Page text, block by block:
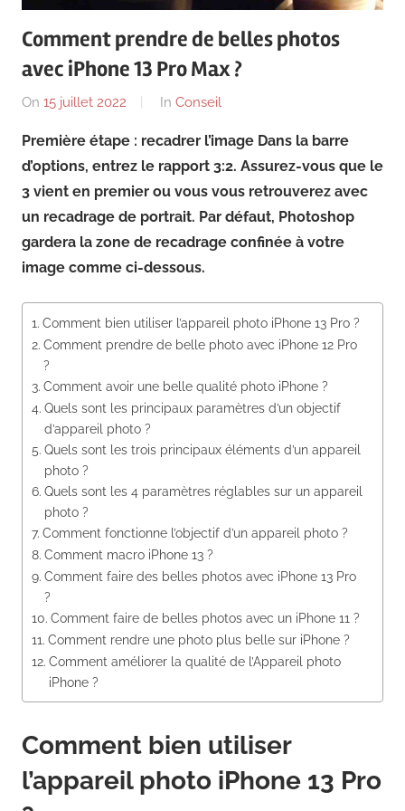
News
Comment prendre de belles photos
avec iPhone 13 Pro Max ?
On 15 juillet 2022 By
In Conseil
Première étape : recadrer l’image Dans la barre
d’options, entrez le rapport 3:2. Assurez-vous que le
3 vient en premier ou vous vous retrouverez avec
un recadrage de portrait. Par défaut, Photoshop
gardera la zone de recadrage confinée à votre
image comme ci-dessous.
Comment bien utiliser l’appareil photo iPhone 13 Pro ?
Comment prendre de belle photo avec iPhone 12 Pro
?
Comment avoir une belle qualité photo iPhone ?
Quels sont les principaux paramètres d’un objectif
d’appareil photo ?
Quels sont les trois principaux éléments d’un appareil
photo ?
Quels sont les 4 paramètres réglables sur un appareil
photo ?
Comment fonctionne l’objectif d’un appareil photo ?
Comment macro iPhone 13 ?
Comment faire des belles photos avec iPhone 13 Pro
?
Comment faire de belles photos avec un iPhone 11 ?
Comment rendre une photo plus belle sur iPhone ?
Comment améliorer la qualité de l’Appareil photo
iPhone ?
Comment bien utiliser
l’appareil photo iPhone 13 Pro